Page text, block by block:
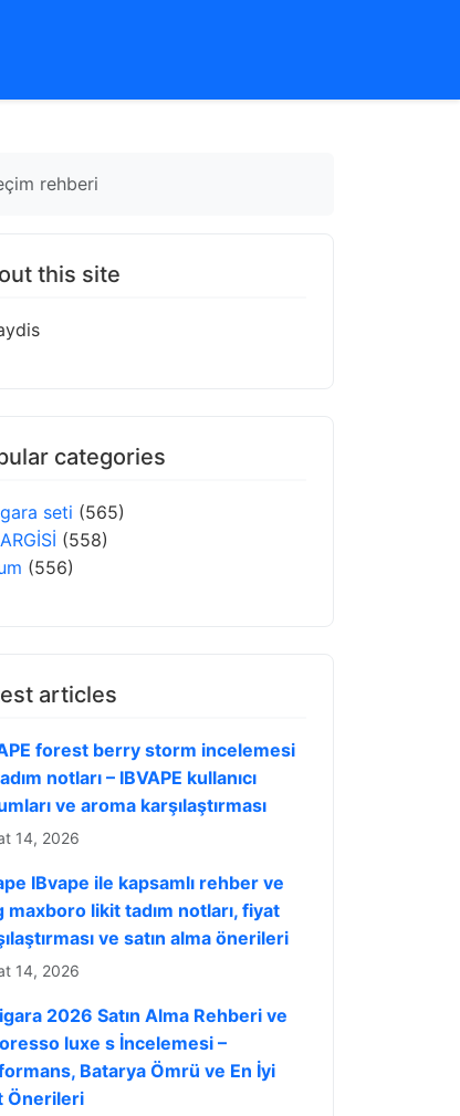
rehberi
this site
categories
seti (565)
(558)
(556)
articles
forest berry storm incelemesi
notları – IBVAPE kullanıcı
ve aroma karşılaştırması
14, 2026
IBvape ile kapsamlı rehber ve
maxboro likit tadım notları, fiyat
ve satın alma önerileri
14, 2026
2026 Satın Alma Rehberi ve
luxe s İncelemesi –
Batarya Ömrü ve En İyi
Önerileri